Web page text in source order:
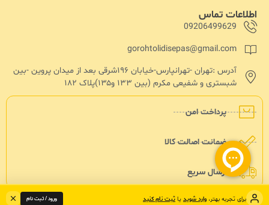
پرداخت امن
ضمانت اصالت کالا
ارسال سریع
اطلاعات تماس
09206499629
gorohtolidisepas@gmail.com
آدرس :تهران -تهرانپارس-خیابان ۱۹۶شرقی بعد از میدان پروین -بین
شبستری و شفیعی مکرم (بین ۱۳۳ و۱۳۵)پلاک ۱۸۲
تمامی حقوق مادی و معنوی نزد سپاس پت محفوض هست - طراحی و توسعه : حاجی وببرای تجربه بهتر، وارد شوید یا ثبت نام کنید ورود / ثبت نام